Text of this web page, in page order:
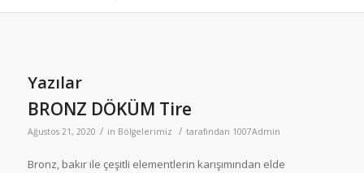
Yazılar
BRONZ DÖKÜM Tire
Ağustos 21, 2020 / in Bölgelerimiz / tarafından 1007Admin
Bronz, bakır ile çeşitli elementlerin karışımından elde